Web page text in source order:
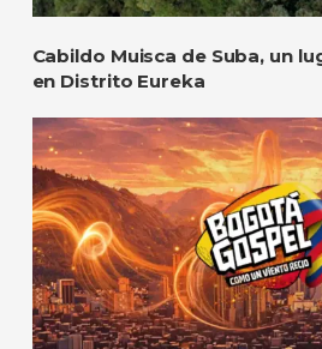
Cabildo Muisca de Suba, un
en Distrito Eureka